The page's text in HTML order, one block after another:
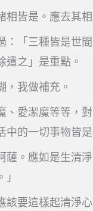
皆是。應去其
「三種皆是世
之」是重點。
我做補充。
愛潔魔等等，
的一切事物皆
。應如是生清
要這樣起清淨